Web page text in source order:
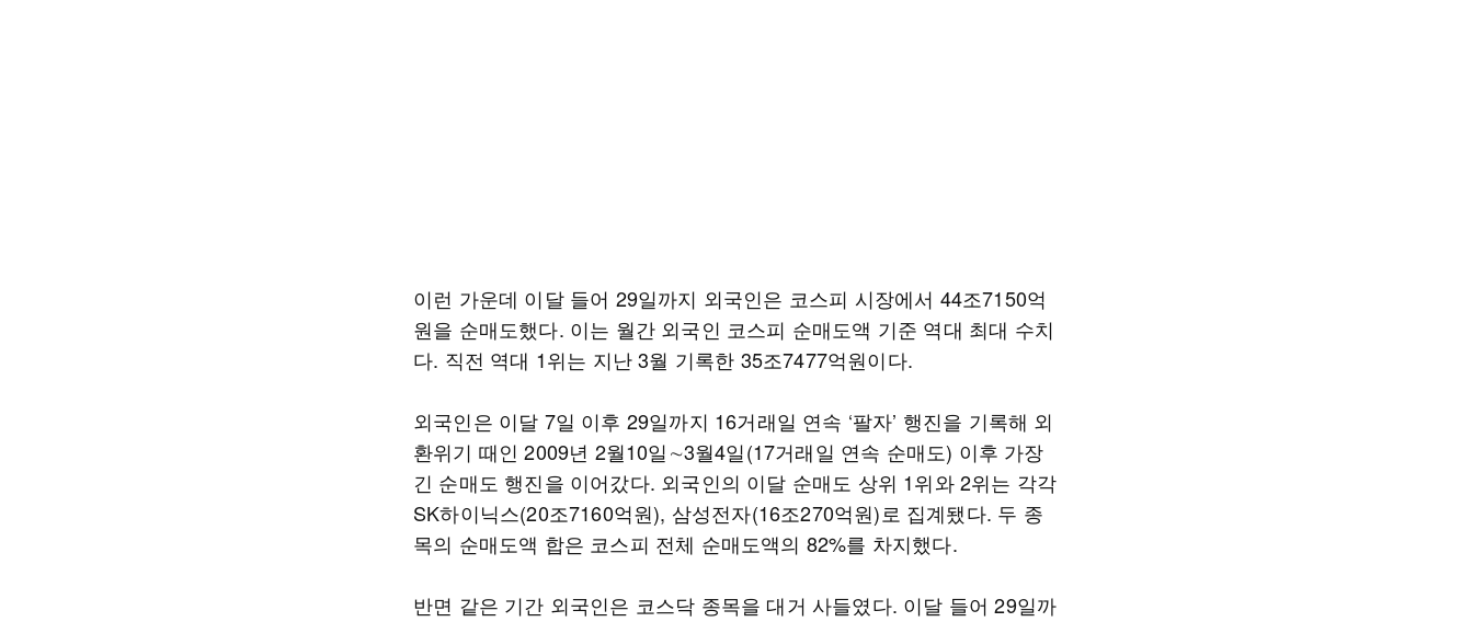
이런 가운데 이달 들어 29일까지 외국인은 코스피 시장에서 44조7150억
원을 순매도했다. 이는 월간 외국인 코스피 순매도액 기준 역대 최대 수치
다. 직전 역대 1위는 지난 3월 기록한 35조7477억원이다.
외국인은 이달 7일 이후 29일까지 16거래일 연속 ‘팔자’ 행진을 기록해 외
환위기 때인 2009년 2월10일∼3월4일(17거래일 연속 순매도) 이후 가장
긴 순매도 행진을 이어갔다. 외국인의 이달 순매도 상위 1위와 2위는 각각
SK하이닉스(20조7160억원), 삼성전자(16조270억원)로 집계됐다. 두 종
목의 순매도액 합은 코스피 전체 순매도액의 82%를 차지했다.
반면 같은 기간 외국인은 코스닥 종목을 대거 사들였다. 이달 들어 29일까